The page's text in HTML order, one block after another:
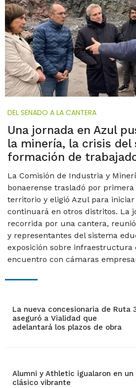
DEL SENADO A LA CANTERA
Una jornada en Azul
la minería, la crisis del
formación de
La Comisión de Industria y
bonaerense trasladó por
territorio y eligió Azul para
continuará en otros distritos. La
recorrida por una cantera,
y representantes del sistema
exposición sobre infraestructura
encuentro con cámaras
La nueva concesionaria de Ruta
aseguró a Vialidad que
adelantará los plazos de obra
Alumni y Athletic igualaron en un
clásico vibrante